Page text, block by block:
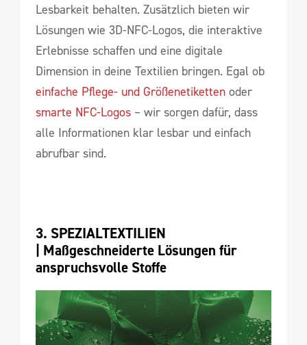
Lesbarkeit behalten. Zusätzlich bieten wir
Lösungen wie 3D-NFC-Logos, die interaktive
Erlebnisse schaffen und eine digitale
Dimension in deine Textilien bringen. Egal ob
einfache Pflege- und Größenetiketten oder
smarte NFC-Logos – wir sorgen dafür, dass
alle Informationen klar lesbar und einfach
abrufbar sind.
3. SPEZIALTEXTILIEN
Maßgeschneiderte Lösungen für
anspruchsvolle Stoffe